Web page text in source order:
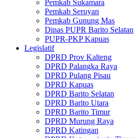
Pemkab Sukamara
Pemkab Seruyan
Pemkab Gunung Mas
Dinas PUPR Barito Selatan
PUPR-PKP Kapuas
Legislatif
DPRD Prov Kalteng
DPRD Palangka Raya
DPRD Pulang Pisau
DPRD Kapuas
DPRD Barito Selatan
DPRD Barito Utara
DPRD Barito Timur
DPRD Murung Raya
DPRD Katingan